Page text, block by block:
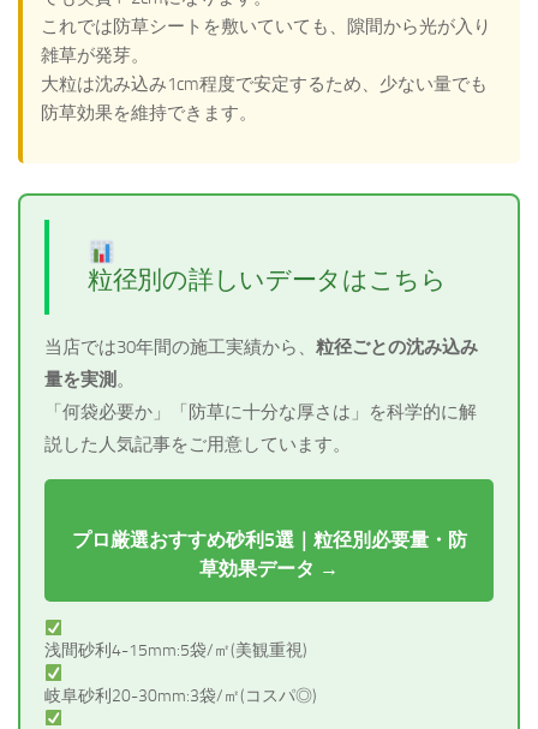
これでは防草シートを敷いていても、隙間から光が入り
雑草が発芽。
大粒は沈み込み1cm程度で安定するため、少ない量でも
防草効果を維持できます。
粒径別の詳しいデータはこちら
当店では30年間の施工実績から、 粒径ごとの沈み込み
量を実測 。
「何袋必要か」「防草に十分な厚さは」を科学的に解
説した人気記事をご用意しています。
プロ厳選おすすめ砂利5選｜粒径別必要量・防
草効果データ →
浅間砂利4-15mm:5袋/㎡(美観重視)
岐阜砂利20-30mm:3袋/㎡(コスパ◎)